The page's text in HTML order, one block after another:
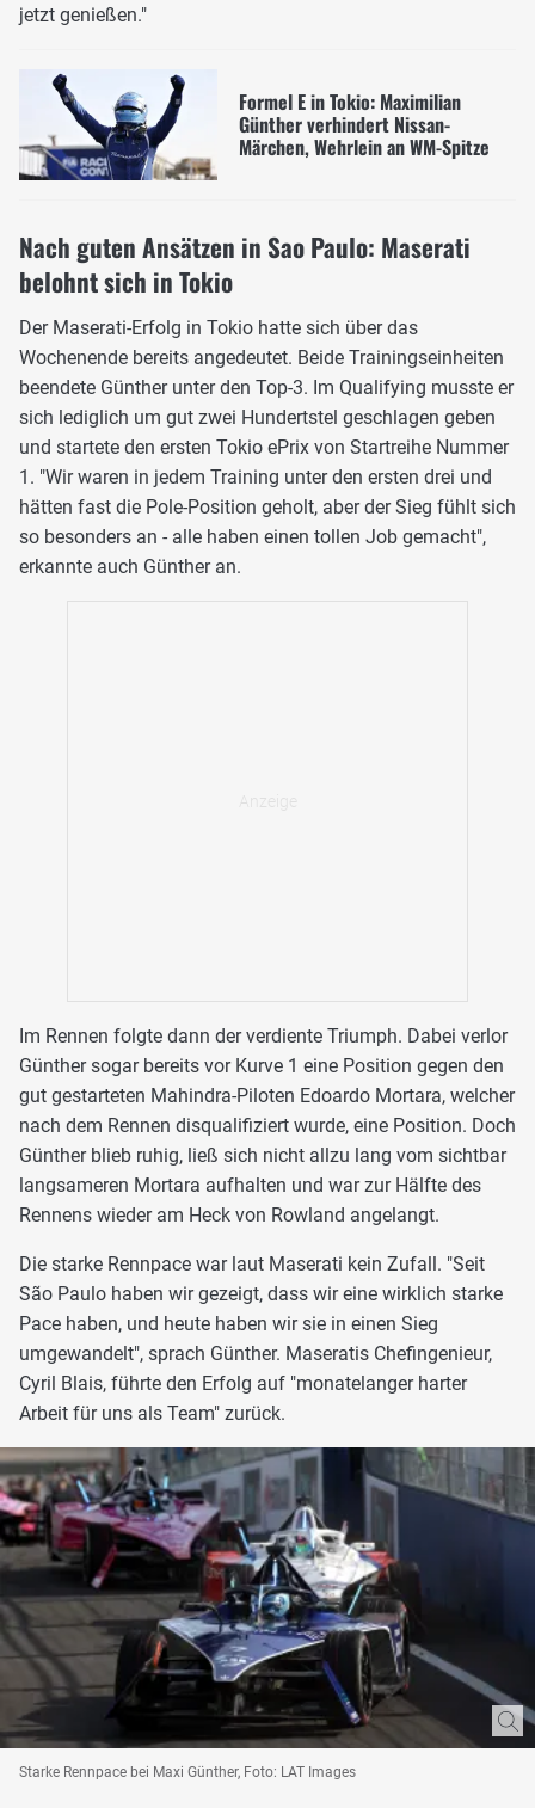
jetzt genießen."
Formel E in Tokio: Maximilian
Günther verhindert Nissan-
Märchen, Wehrlein an WM-Spitze
Nach guten Ansätzen in Sao Paulo: Maserati
belohnt sich in Tokio
Der Maserati-Erfolg in Tokio hatte sich über das
Wochenende bereits angedeutet. Beide Trainingseinheiten
beendete Günther unter den Top-3. Im Qualifying musste er
sich lediglich um gut zwei Hundertstel geschlagen geben
und startete den ersten Tokio ePrix von Startreihe Nummer
1. "Wir waren in jedem Training unter den ersten drei und
hätten fast die Pole-Position geholt, aber der Sieg fühlt sich
so besonders an - alle haben einen tollen Job gemacht",
erkannte auch Günther an.
Im Rennen folgte dann der verdiente Triumph. Dabei verlor
Günther sogar bereits vor Kurve 1 eine Position gegen den
gut gestarteten Mahindra-Piloten Edoardo Mortara, welcher
nach dem Rennen disqualifiziert wurde, eine Position. Doch
Günther blieb ruhig, ließ sich nicht allzu lang vom sichtbar
langsameren Mortara aufhalten und war zur Hälfte des
Rennens wieder am Heck von Rowland angelangt.
Die starke Rennpace war laut Maserati kein Zufall. "Seit
São Paulo haben wir gezeigt, dass wir eine wirklich starke
Pace haben, und heute haben wir sie in einen Sieg
umgewandelt", sprach Günther. Maseratis Chefingenieur,
Cyril Blais, führte den Erfolg auf "monatelanger harter
Arbeit für uns als Team" zurück.
Starke Rennpace bei Maxi Günther, Foto: LAT Images